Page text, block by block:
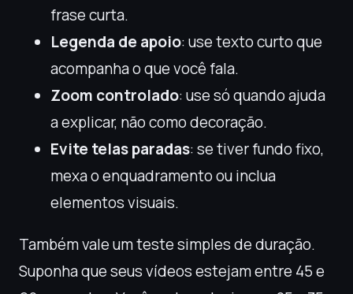
frase curta.
Legenda de apoio: use texto curto que
acompanha o que você fala.
Zoom controlado: use só quando ajuda
a explicar, não como decoração.
Evite telas paradas: se tiver fundo fixo,
mexa o enquadramento ou inclua
elementos visuais.
Também vale um teste simples de duração.
Suponha que seus vídeos estejam entre 45 e